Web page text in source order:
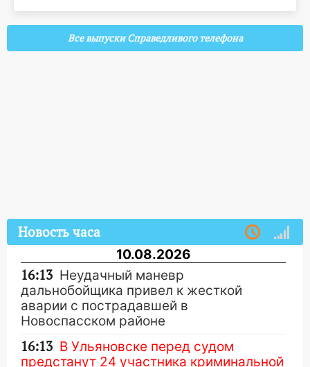
Все выпуски Справедливого телефона
Новость часа
10.08.2026
16:13 Неудачный маневр
дальнобойщика привел к жесткой
аварии с пострадавшей в
Новоспасском районе
16:13 В Ульяновске перед судом
предстанут 24 участника криминальной